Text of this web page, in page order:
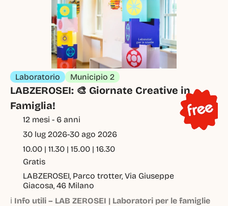
Laboratorio Municipio 2
LABZEROSEI: 🎨 Giornate Creative in
Famiglia!
12 mesi - 6 anni
30 lug 2026-30 ago 2026
10.00 | 11.30 | 15.00 | 16.30
Gratis
LABZEROSEI, Parco trotter, Via Giuseppe
Giacosa, 46 Milano
ℹ️ Info utili – LAB ZEROSEI | Laboratori per le famiglie